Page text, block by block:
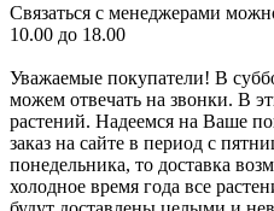
Связаться с менеджерами
10.00 до 18.00
Уважаемые покупатели! В
можем отвечать на звонки. В
растений. Надеемся на Ваше
заказ на сайте в период с
понедельника, то доставка
холодное время года все